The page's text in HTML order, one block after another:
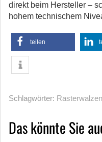
direkt beim Hersteller –
hohem technischem
teilen
Schlagwörter: Rasterwalzen
Das könnte Sie